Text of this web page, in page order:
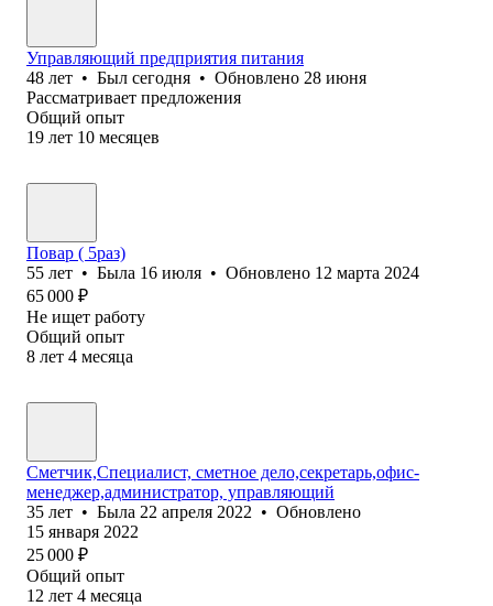
Управляющий предприятия питания
48 лет • Был сегодня • Обновлено 28 июня
Рассматривает предложения
Общий опыт
19 лет 10 месяцев
Повар ( 5раз)
55 лет • Была 16 июля • Обновлено 12 марта 2024
65 000 ₽
Не ищет работу
Общий опыт
8 лет 4 месяца
Сметчик,Специалист, сметное дело,секретарь,офис-
менеджер,администратор, управляющий
35 лет • Была 22 апреля 2022 • Обновлено
15 января 2022
25 000 ₽
Общий опыт
12 лет 4 месяца